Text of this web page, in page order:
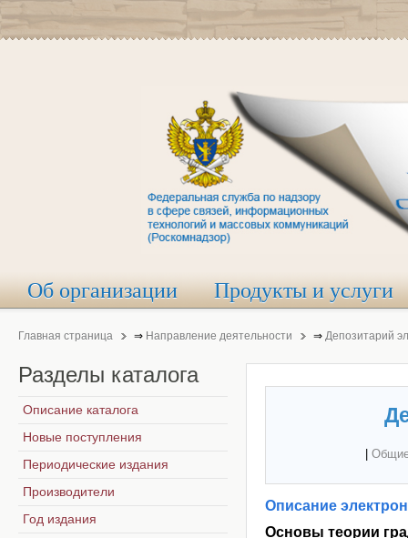
Об организации Продукты и услуги
Главная страница ⇒ Направление деятельности ⇒ Депозитарий
Описание
Основы теории
Разделы каталога
Описание каталога
Новые поступления
Периодические издания
Производители
Год издания